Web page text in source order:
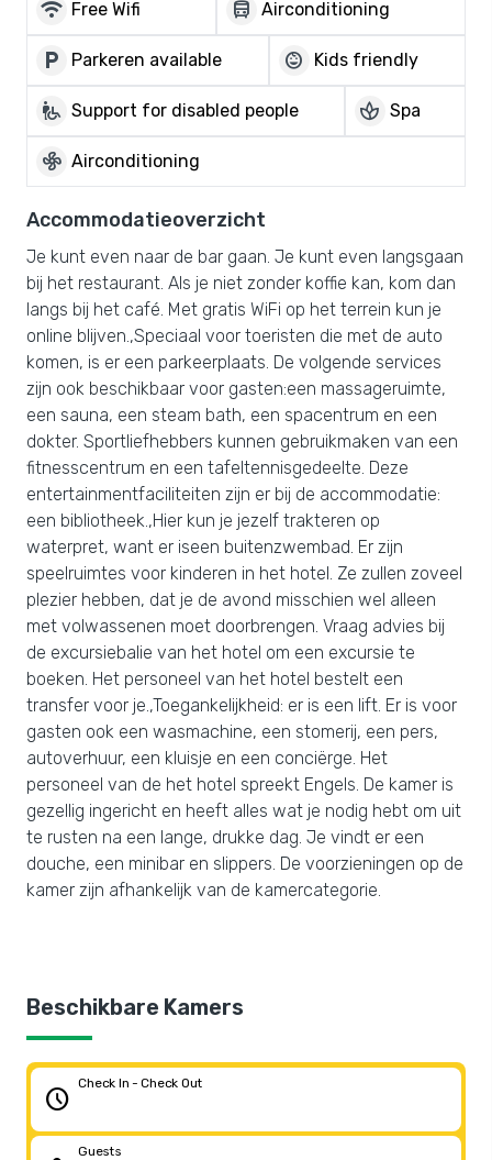
wifi Free Wifi directions_bus Airconditioning
local_parking Parkeren available child_care Kids friendly
wheelchair_pickup Support for disabled people spa Spa
mode_fan Airconditioning
Accommodatieoverzicht
Je kunt even naar de bar gaan. Je kunt even langsgaan
bij het restaurant. Als je niet zonder koffie kan, kom dan
langs bij het café. Met gratis WiFi op het terrein kun je
online blijven.,Speciaal voor toeristen die met de auto
komen, is er een parkeerplaats. De volgende services
zijn ook beschikbaar voor gasten:een massageruimte,
een sauna, een steam bath, een spacentrum en een
dokter. Sportliefhebbers kunnen gebruikmaken van een
fitnesscentrum en een tafeltennisgedeelte. Deze
entertainmentfaciliteiten zijn er bij de accommodatie:
een bibliotheek.,Hier kun je jezelf trakteren op
waterpret, want er iseen buitenzwembad. Er zijn
speelruimtes voor kinderen in het hotel. Ze zullen zoveel
plezier hebben, dat je de avond misschien wel alleen
met volwassenen moet doorbrengen. Vraag advies bij
de excursiebalie van het hotel om een excursie te
boeken. Het personeel van het hotel bestelt een
transfer voor je.,Toegankelijkheid: er is een lift. Er is voor
gasten ook een wasmachine, een stomerij, een pers,
autoverhuur, een kluisje en een conciërge. Het
personeel van de het hotel spreekt Engels. De kamer is
gezellig ingericht en heeft alles wat je nodig hebt om uit
te rusten na een lange, drukke dag. Je vindt er een
douche, een minibar en slippers. De voorzieningen op de
kamer zijn afhankelijk van de kamercategorie.
Beschikbare Kamers
schedule
Check In - Check Out
Guests